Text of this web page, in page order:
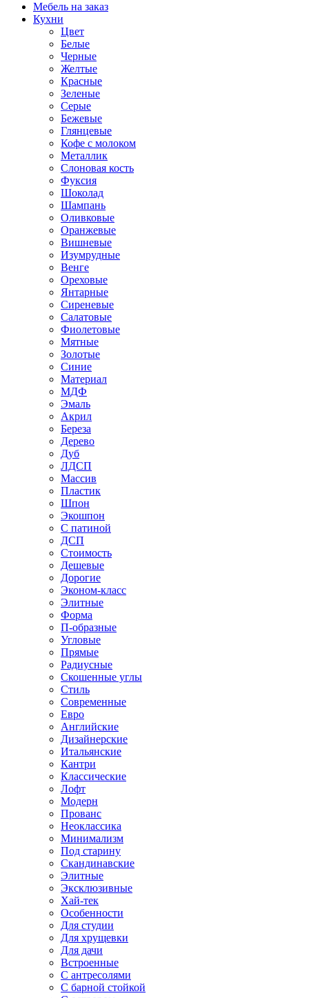
Мебель на заказ
Кухни
Цвет
Белые
Черные
Желтые
Красные
Зеленые
Серые
Бежевые
Глянцевые
Кофе с молоком
Металлик
Слоновая кость
Фуксия
Шоколад
Шампань
Оливковые
Оранжевые
Вишневые
Изумрудные
Венге
Ореховые
Янтарные
Сиреневые
Салатовые
Фиолетовые
Мятные
Золотые
Синие
Материал
МДФ
Эмаль
Акрил
Береза
Дерево
Дуб
ЛДСП
Массив
Пластик
Шпон
Экошпон
С патиной
ДСП
Стоимость
Дешевые
Дорогие
Эконом-класс
Элитные
Форма
П-образные
Угловые
Прямые
Радиусные
Скошенные углы
Стиль
Современные
Евро
Английские
Дизайнерские
Итальянские
Кантри
Классические
Лофт
Модерн
Прованс
Неоклассика
Минимализм
Под старину
Скандинавские
Элитные
Эксклюзивные
Хай-тек
Особенности
Для студии
Для хрущевки
Для дачи
Встроенные
С антресолями
С барной стойкой